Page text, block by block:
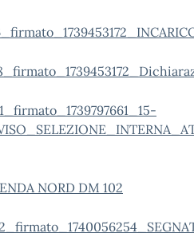
NORD DM 102